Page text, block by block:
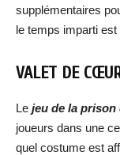
supplémentaires
le temps imparti
VALET DE
Le jeu de la
joueurs dans une
quel costume est